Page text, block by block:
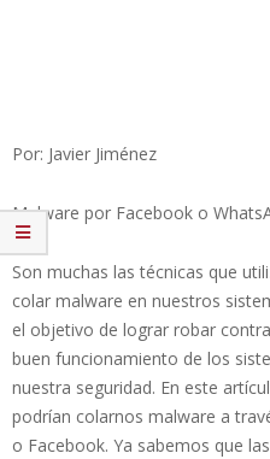
Por: Javier Jiménez
Malware por Facebook o
Son muchas las técnicas que
colar malware en nuestros
el objetivo de lograr robar
buen funcionamiento de los
nuestra seguridad. En este
podrían colarnos malware a
o Facebook. Ya sabemos que